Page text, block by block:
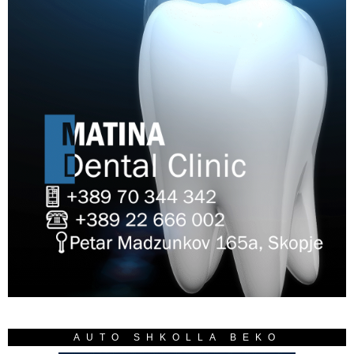
AUTO SHKOLLA BEKO